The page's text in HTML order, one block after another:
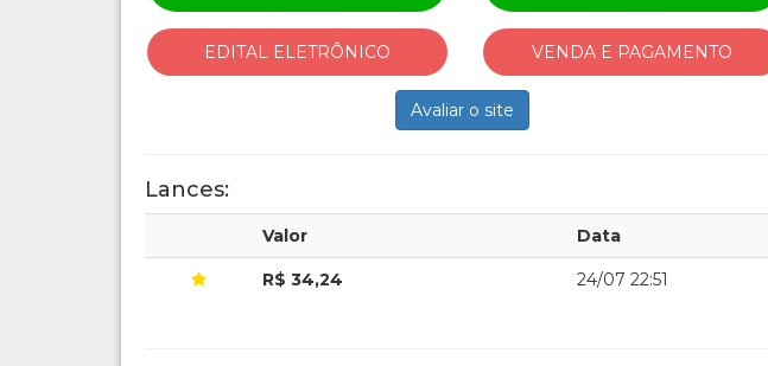
EDITAL ELETRÔNICO VENDA E PAGAMENTO
Avaliar o site
Lances:
Valor Data
R$ 34,24 24/07 22:51